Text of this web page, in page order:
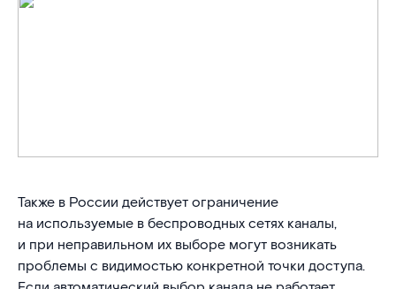
Также в России действует ограничение
на используемые в беспроводных сетях каналы,
и при неправильном их выборе могут возникать
проблемы с видимостью конкретной точки доступа.